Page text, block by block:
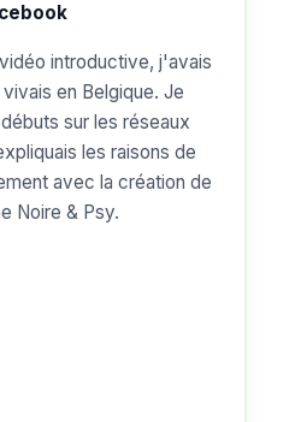
introductive, j'avais
en Belgique. Je
sur les réseaux
les raisons de
avec la création de
Noire & Psy.